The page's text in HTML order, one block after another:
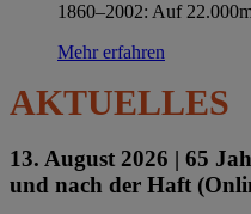
1860–2002: Auf
Mehr erfahren
AKTUELLES
13. August 2026 | 65
und nach der Haft